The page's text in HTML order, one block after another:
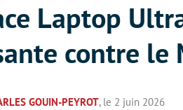
Laptop
contre le
GOUIN-PEYROT, le 2 juin 2026